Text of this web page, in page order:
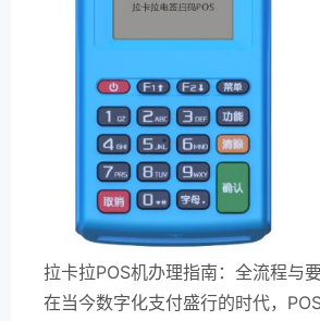
拉卡拉POS机办理指南：全流程与
在当今数字化支付盛行的时代，